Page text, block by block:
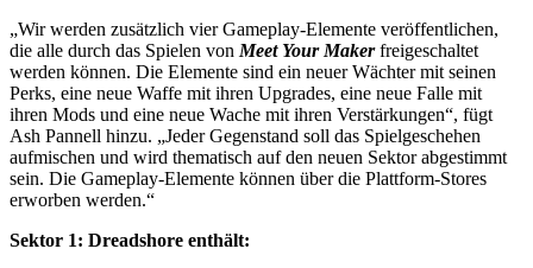
„Wir werden zusätzlich vier Gameplay-Elemente veröffentlichen,
die alle durch das Spielen von Meet Your Makerfreigeschaltet
werden können. Die Elemente sind ein neuer Wächter mit seinen
Perks, eine neue Waffe mit ihren Upgrades, eine neue Falle mit
ihren Mods und eine neue Wache mit ihren Verstärkungen“, fügt
Ash Pannell hinzu. „Jeder Gegenstand soll das Spielgeschehen
aufmischen und wird thematisch auf den neuen Sektor abgestimmt
sein. Die Gameplay-Elemente können über die Plattform-Stores
erworben werden.“
Sektor 1: Dreadshore enthält: